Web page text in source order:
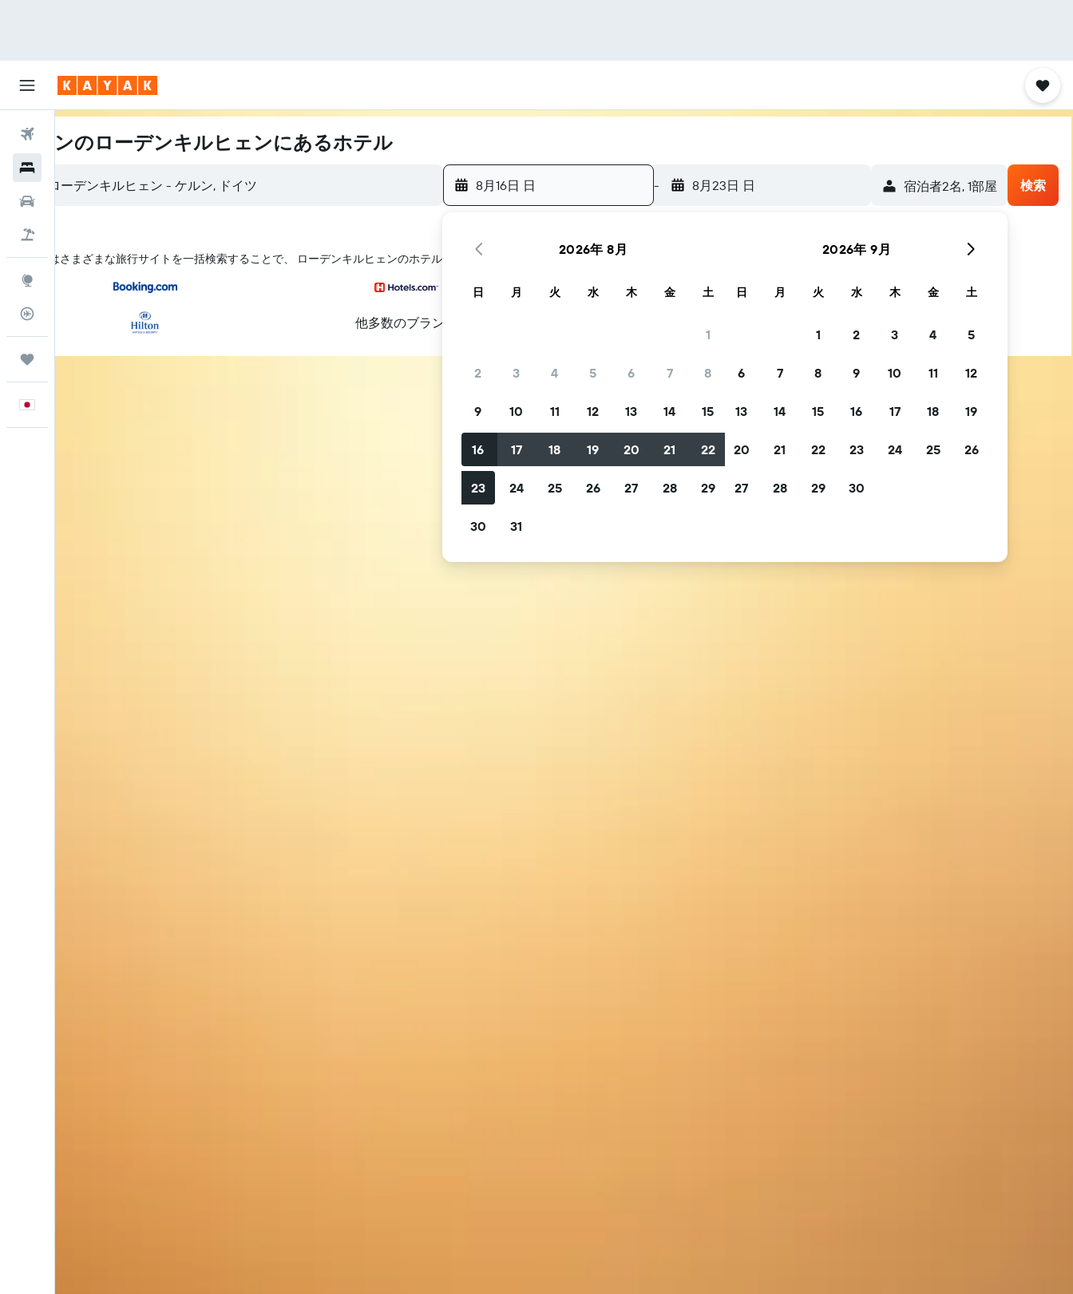
航空券
フライトトラッカー
Trips
ケルンのローデンキルヒェンにあるホテル
8月16日 日 - 8月23日 日 宿泊者2名, 1​部屋 検索
KAYAK はさまざまな旅行サイトを一括検索することで、 ローデンキルヒェンのホテル探しをお手伝いします
他多数のブランド
2026年 8月
日 月 火 水 木 金 土
1
2 3 4 5 6 7 8
9 10 11 12 13 14 15
16 17 18 19 20 21 22
23 24 25 26 27 28 29
30 31
2026年 9月
日 月 火 水 木 金 土
1 2 3 4 5
6 7 8 9 10 11 12
13 14 15 16 17 18 19
20 21 22 23 24 25 26
27 28 29 30